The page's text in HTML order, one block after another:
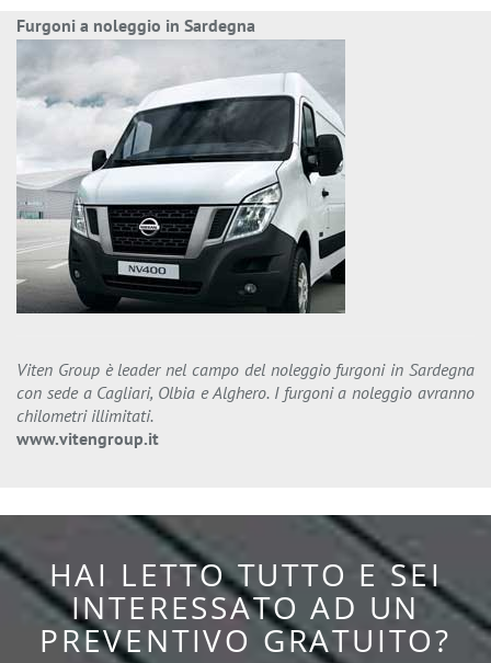
Furgoni a noleggio in Sardegna
Viten Group è leader nel campo del noleggio furgoni in Sardegna
con sede a Cagliari, Olbia e Alghero. I furgoni a noleggio avranno
chilometri illimitati.
www.vitengroup.it
HAI LETTO TUTTO E SEI
INTERESSATO AD UN
PREVENTIVO GRATUITO?